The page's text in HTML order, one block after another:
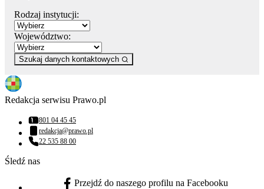
Rodzaj instytucji:
Województwo:
Szukaj danych kontaktowych
Redakcja serwisu Prawo.pl
Numer telefonu:
801 04 45 45
Adres email:
redakcja@prawo.pl
Numer telefonu:
22 535 88 00
Śledź nas
Przejdź do naszego profilu na Facebooku